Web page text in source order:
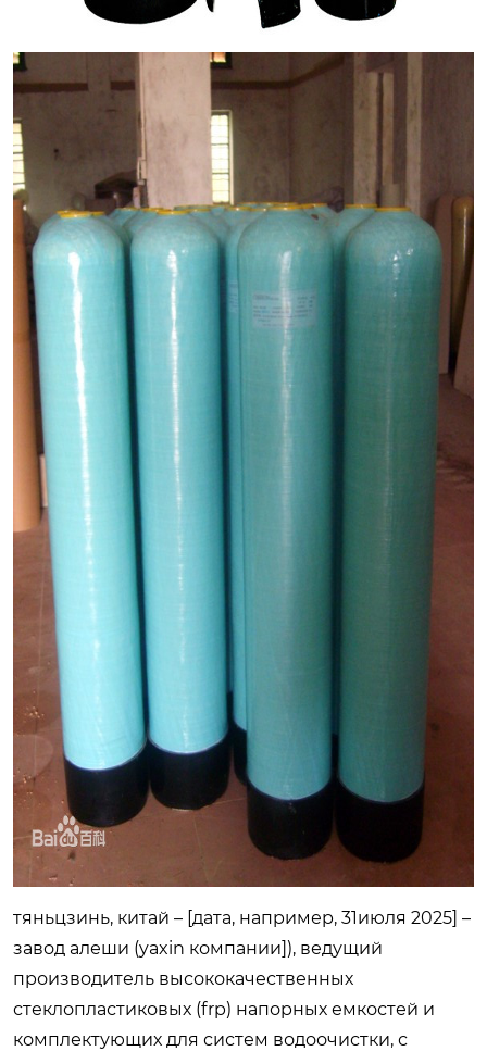
тяньцзинь, китай – [дата, например, 31июля 2025] –
завод алеши (yaxin компании]), ведущий
производитель высококачественных
стеклопластиковых (frp) напорных емкостей и
комплектующих для систем водоочистки, с